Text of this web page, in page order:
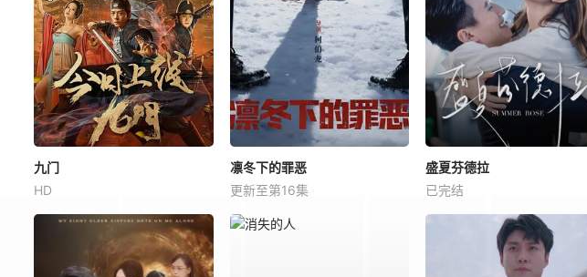
九门
HD
凛冬下的罪恶
更新至第16集
盛夏芬德拉
已完结